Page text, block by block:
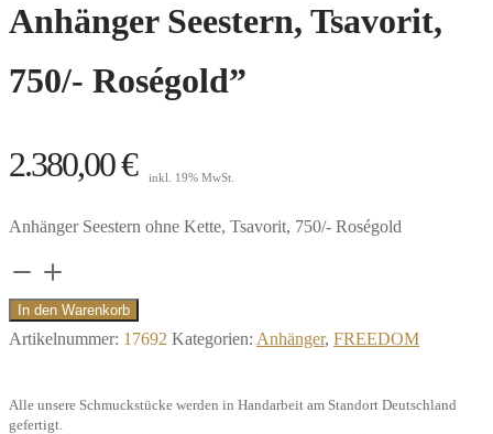
Anhänger Seestern, Tsavorit,
750/- Roségold”
2.380,00€ inkl. 19% MwSt.
Anhänger Seestern ohne Kette, Tsavorit, 750/- Roségold
Anhänger
Seestern,
Tsavorit,
Menge
In den Warenkorb
Artikelnummer: 17692 Kategorien: Anhänger, FREEDOM
Alle unsere Schmuckstücke werden in Handarbeit am Standort Deutschland
gefertigt.